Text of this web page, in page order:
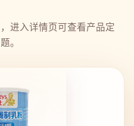
进入详情页可查看产品定
。